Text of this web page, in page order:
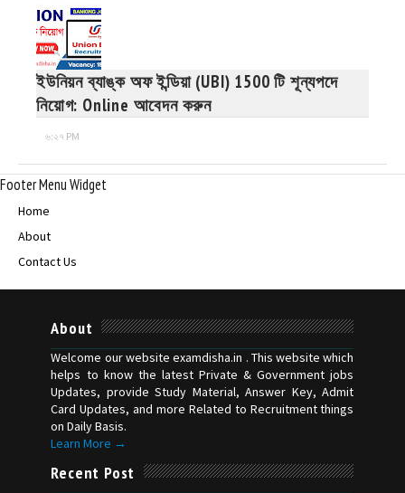
ইউনিয়ন ব্যাঙ্ক অফ ইন্ডিয়া (UBI) 1500 টি শূন্যপদে
নিয়োগ: Online আবেদন করুন
৬:২৭ PM
Footer Menu Widget
Home
About
Contact Us
About
Welcome our website examdisha.in . This website which
helps to know the latest Private & Government jobs
Updates, provide Study Material, Answer Key, Admit
Card Updates, and more Related to Recruitment things
on Daily Basis.
Learn More →
Recent Post